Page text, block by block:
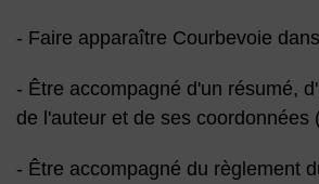
- Faire apparaître Courbevoie
- Être accompagné d'un résumé,
de l'auteur et de ses coordonnées
- Être accompagné du règlement